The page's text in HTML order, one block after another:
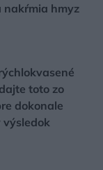
nakŕmia hmyz
toto zo
dokonale